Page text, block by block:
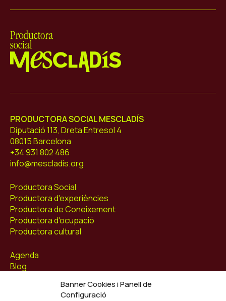
Banner Cookies i Panell de
Configuració
PRODUCTORA SOCIAL MESCLADÍS
Diputació 113, Dreta Entresol 4
08015 Barcelona
+34 931 802 486
info@mescladis.org
Productora Social
Productora d'experiències
Productora de Coneixement
Productora d'ocupació
Productora cultural
Agenda
Blog